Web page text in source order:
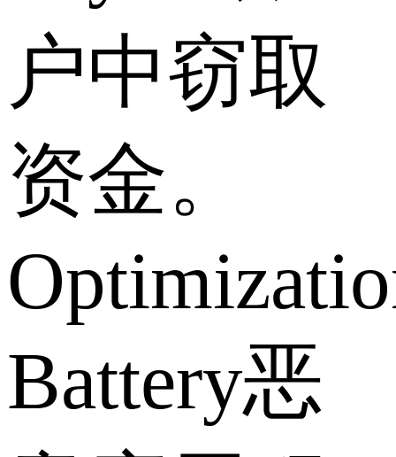
户中窃取
资金。
Battery恶